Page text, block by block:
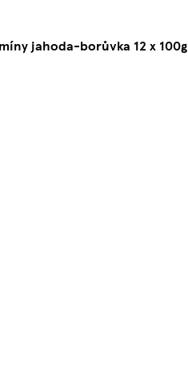
jahoda-borůvka 12 x 100g